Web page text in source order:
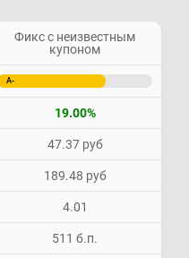
Фикс с неизвестным
купоном
A-
19.00%
47.37 руб
189.48 руб
4.01
511 б.п.